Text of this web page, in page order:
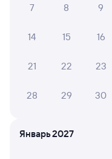
8,3
Гостиница "Саратов"
1 ⁠800 ⁠₽
7 8 9
14 15 16
21 22 23
28 29 30
Январь 2027